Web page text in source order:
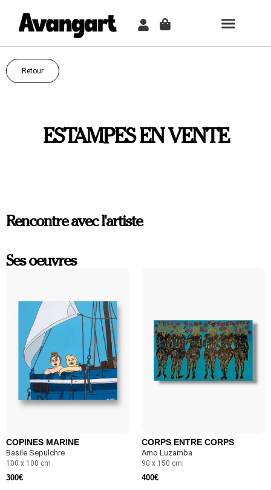
Retour
ESTAMPES EN VENTE
Rencontre avec l'artiste
Ses oeuvres
COPINES MARINE
Basile Sepulchre
100 x 100 cm
300€
CORPS ENTRE CORPS
Arno Luzamba
90 x 150 cm
400€